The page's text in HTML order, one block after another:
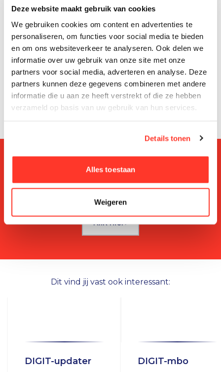
Deze website maakt gebruik van cookies
We gebruiken cookies om content en advertenties te
personaliseren, om functies voor social media te bieden
en om ons websiteverkeer te analyseren. Ook delen we
informatie over uw gebruik van onze site met onze
partners voor social media, adverteren en analyse. Deze
partners kunnen deze gegevens combineren met andere
informatie die u aan ze heeft verstrekt of die ze hebben
verzameld op basis van uw gebruik van hun services.
Details tonen
Alles toestaan
Weigeren
uitgebreid scala van theorie, praktijkopdrachten en
aangeboden.
GRIP Rekenen is praktisch en realistisch, vanwege
het toepassen van aansprekende contexten in de
leerroutes. De context wordt geboden in vijf
thema’s die aansluiten op de belevingswereld van
Kijk voor meer informatie op
onze productwebsite!
Klik hier
Dit vind jij vast ook interessant:
DIGIT-updater DIGIT-mbo